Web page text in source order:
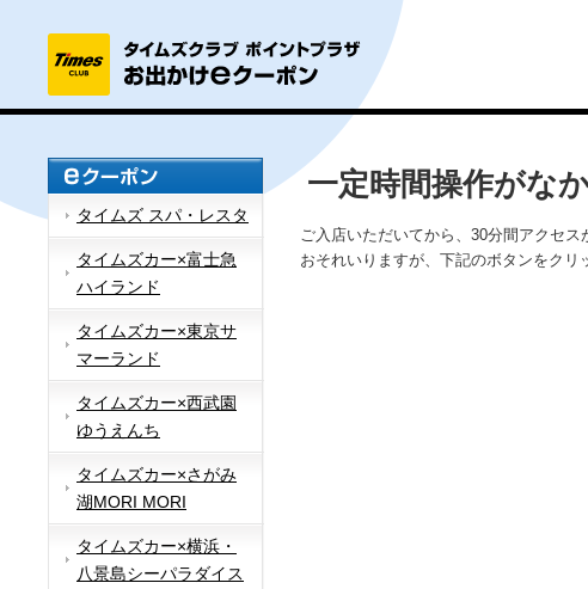
タイムズ スパ・レスタ
タイムズカー×富士急
ハイランド
タイムズカー×東京サ
マーランド
タイムズカー×西武園
ゆうえんち
タイムズカー×さがみ
湖MORI MORI
タイムズカー×横浜・
八景島シーパラダイス
一定時間操作がな
ご入店いただいてから、30分間アクセス
おそれいりますが、下記のボタンをクリ